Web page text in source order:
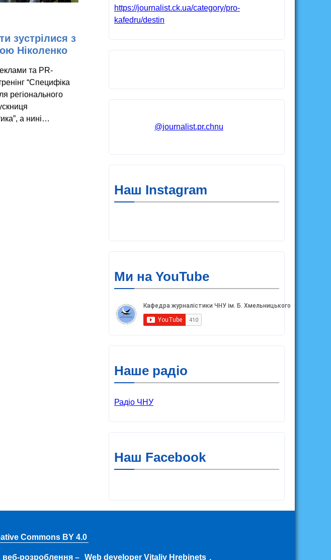
зустрілися з
Ніколенко
та PR-
“Специфіка
регіонального
а нині…
https://journalist.ck.ua/category/pro-
kafedru/destin
@journalist.pr.chnu
Наш Instagram
Ми на YouTube
Наше радіо
Радіо ЧНУ
Наш Facebook
Commons BY 4.0
веб-розроблення – Web developer Vitaliy Hrebinets .